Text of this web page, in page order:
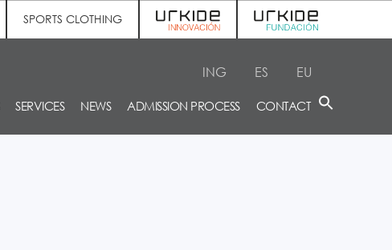
SPORTS CLOTHING
ING ES EU
SERVICES NEWS ADMISSION PROCESS CONTACT